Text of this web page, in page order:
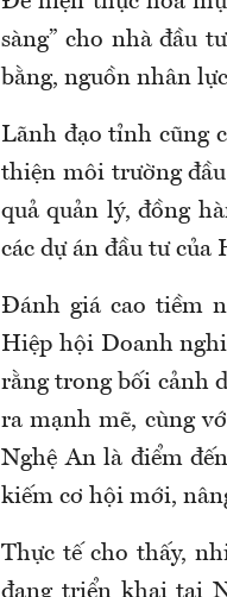
sàng” cho nhà đầu
bằng, nguồn nhân
Lãnh đạo tỉnh cũng
thiện môi trường
quả quản lý, đồng
các dự án đầu tư
Đánh giá cao tiềm
Hiệp hội Doanh
rằng trong bối cảnh
ra mạnh mẽ, cùng
Nghệ An là điểm
kiếm cơ hội mới,
Thực tế cho thấy,
đang triển khai tại